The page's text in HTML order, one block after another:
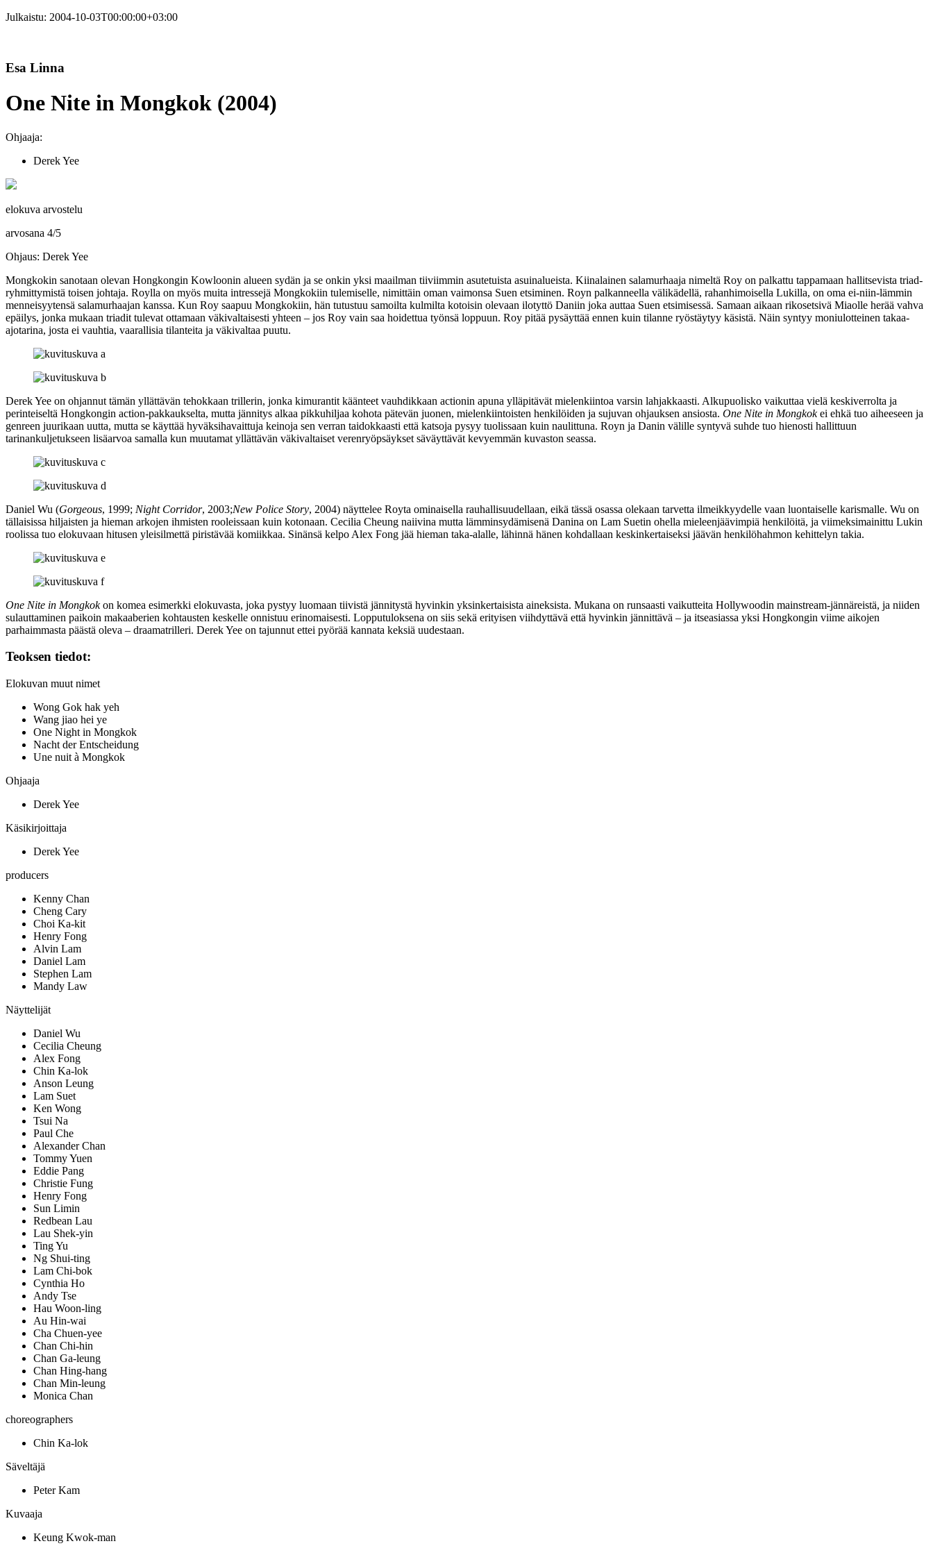
Julkaistu: 2004-10-03T00:00:00+03:00
Esa Linna
One Nite in Mongkok (2004)
Ohjaaja:
Derek Yee
elokuva arvostelu
arvosana 4/5
Ohjaus: Derek Yee
Mongkokin sanotaan olevan Hongkongin Kowloonin alueen sydän ja se onkin yksi maailman tiiviimmin asutetuista asuinalueista. Kiinalainen salamurhaaja nimeltä Roy on palkattu tappamaan hallitsevista triad-
ryhmittymistä toisen johtaja. Roylla on myös muita intressejä Mongkokiin tulemiselle, nimittäin oman vaimonsa Suen etsiminen. Royn palkanneella välikädellä, rahanhimoisella Lukilla, on oma ei‑niin-lämmin
menneisyytensä salamurhaajan kanssa. Kun Roy saapuu Mongkokiin, hän tutustuu samoilta kulmilta kotoisin olevaan ilotyttö Daniin joka auttaa Suen etsimisessä. Samaan aikaan rikosetsivä Miaolle herää vahva
epäilys, jonka mukaan triadit tulevat ottamaan väkivaltaisesti yhteen – jos Roy vain saa hoidettua työnsä loppuun. Roy pitää pysäyttää ennen kuin tilanne ryöstäytyy käsistä. Näin syntyy moniulotteinen takaa-
ajotarina, josta ei vauhtia, vaarallisia tilanteita ja väkivaltaa puutu.
Derek Yee on ohjannut tämän yllättävän tehokkaan trillerin, jonka kimurantit käänteet vauhdikkaan actionin apuna ylläpitävät mielenkiintoa varsin lahjakkaasti. Alkupuolisko vaikuttaa vielä keskiverrolta ja
perinteiseltä Hongkongin action-pakkaukselta, mutta jännitys alkaa pikkuhiljaa kohota pätevän juonen, mielenkiintoisten henkilöiden ja sujuvan ohjauksen ansiosta. One Nite in Mongkokei ehkä tuo aiheeseen ja
genreen juurikaan uutta, mutta se käyttää hyväksihavaittuja keinoja sen verran taidokkaasti että katsoja pysyy tuolissaan kuin naulittuna. Royn ja Danin välille syntyvä suhde tuo hienosti hallittuun
tarinankuljetukseen lisäarvoa samalla kun muutamat yllättävän väkivaltaiset verenryöpsäykset säväyttävät kevyemmän kuvaston seassa.
Daniel Wu (Gorgeous, 1999; Night Corridor, 2003;New Police Story, 2004) näyttelee Royta ominaisella rauhallisuudellaan, eikä tässä osassa olekaan tarvetta ilmeikkyydelle vaan luontaiselle karismalle. Wu on
tällaisissa hiljaisten ja hieman arkojen ihmisten rooleissaan kuin kotonaan. Cecilia Cheung naiivina mutta lämminsydämisenä Danina on Lam Suetin ohella mieleenjäävimpiä henkilöitä, ja viimeksimainittu Lukin
roolissa tuo elokuvaan hitusen yleisilmettä piristävää komiikkaa. Sinänsä kelpo Alex Fong jää hieman taka-alalle, lähinnä hänen kohdallaan keskinkertaiseksi jäävän henkilöhahmon kehittelyn takia.
One Nite in Mongkokon komea esimerkki elokuvasta, joka pystyy luomaan tiivistä jännitystä hyvinkin yksinkertaisista aineksista. Mukana on runsaasti vaikutteita Hollywoodin mainstream-jännäreistä, ja niiden
sulauttaminen paikoin makaaberien kohtausten keskelle onnistuu erinomaisesti. Lopputuloksena on siis sekä erityisen viihdyttävä että hyvinkin jännittävä – ja itseasiassa yksi Hongkongin viime aikojen
parhaimmasta päästä oleva – draamatrilleri. Derek Yee on tajunnut ettei pyörää kannata keksiä uudestaan.
Teoksen tiedot:
Elokuvan muut nimet
Wong Gok hak yeh
Wang jiao hei ye
One Night in Mongkok
Nacht der Entscheidung
Une nuit à Mongkok
Ohjaaja
Derek Yee
Käsikirjoittaja
Derek Yee
producers
Kenny Chan
Cheng Cary
Choi Ka-kit
Henry Fong
Alvin Lam
Daniel Lam
Stephen Lam
Mandy Law
Näyttelijät
Daniel Wu
Cecilia Cheung
Alex Fong
Chin Ka-lok
Anson Leung
Lam Suet
Ken Wong
Tsui Na
Paul Che
Alexander Chan
Tommy Yuen
Eddie Pang
Christie Fung
Henry Fong
Sun Limin
Redbean Lau
Lau Shek-yin
Ting Yu
Ng Shui-ting
Lam Chi-bok
Cynthia Ho
Andy Tse
Hau Woon-ling
Au Hin-wai
Cha Chuen-yee
Chan Chi-hin
Chan Ga-leung
Chan Hing-hang
Chan Min-leung
Monica Chan
choreographers
Chin Ka-lok
Säveltäjä
Peter Kam
Kuvaaja
Keung Kwok-man